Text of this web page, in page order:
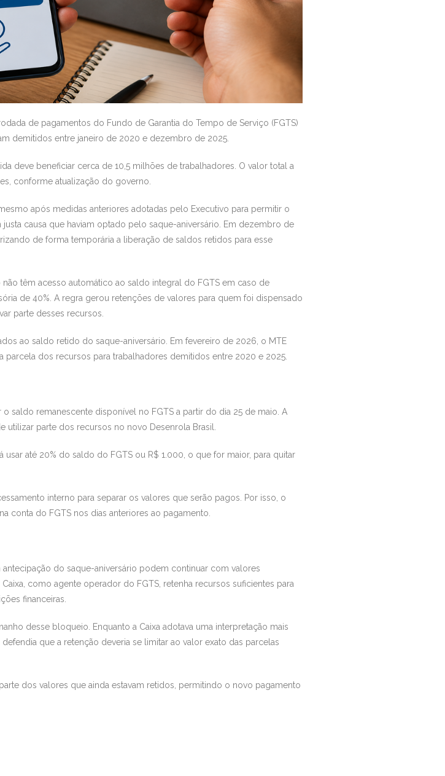
de pagamentos do Fundo de Garantia do Tempo de Serviço (FGTS)
demitidos entre janeiro de 2020 e dezembro de 2025.
deve beneficiar cerca de 10,5 milhões de trabalhadores. O valor total a
conforme atualização do governo.
após medidas anteriores adotadas pelo Executivo para permitir o
causa que haviam optado pelo saque-aniversário. Em dezembro de
de forma temporária a liberação de saldos retidos para esse
têm acesso automático ao saldo integral do FGTS em caso de
de 40%. A regra gerou retenções de valores para quem foi dispensado
parte desses recursos.
ao saldo retido do saque-aniversário. Em fevereiro de 2026, o MTE
dos recursos para trabalhadores demitidos entre 2020 e 2025.
saldo remanescente disponível no FGTS a partir do dia 25 de maio. A
parte dos recursos no novo Desenrola Brasil.
até 20% do saldo do FGTS ou R$ 1.000, o que for maior, para quitar
interno para separar os valores que serão pagos. Por isso, o
conta do FGTS nos dias anteriores ao pagamento.
do saque-aniversário podem continuar com valores
como agente operador do FGTS, retenha recursos suficientes para
financeiras.
desse bloqueio. Enquanto a Caixa adotava uma interpretação mais
que a retenção deveria se limitar ao valor exato das parcelas
dos valores que ainda estavam retidos, permitindo o novo pagamento